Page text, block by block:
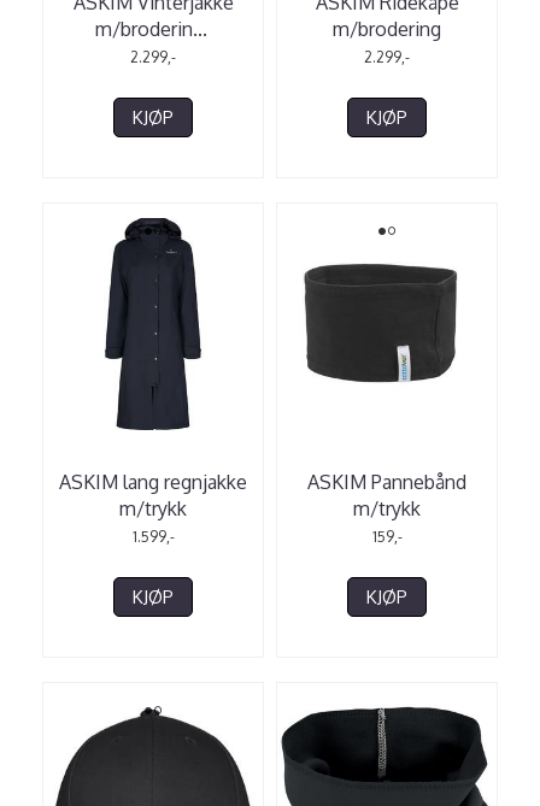
m/broderin...
2.299,-
KJØP
m/brodering
2.299,-
KJØP
ASKIM lang regnjakke
m/trykk
1.599,-
KJØP
ASKIM Pannebånd
m/trykk
159,-
KJØP